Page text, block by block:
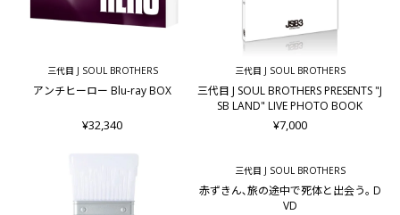
三代目 J SOUL BROTHERS
アンチヒーロー Blu-ray BOX
¥32,340
三代目 J SOUL BROTHERS
三代目 J SOUL BROTHERS PRESENTS "J
SB LAND" LIVE PHOTO BOOK
¥7,000
三代目 J SOUL BROTHERS
赤ずきん､旅の途中で死体と出会う｡ D
VD